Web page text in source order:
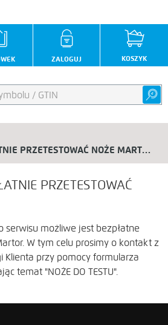
ZALOGUJ KOSZYK
CZY MOGĘ BEZPŁATNIE PRZETESTOWAĆ NOŻE MARTOR?
PRZETESTOWAĆ
serwisu możliwe jest bezpłatne
W tym celu prosimy o kontakt z
Klienta przy pomocy formularza
temat "NOŻE DO TESTU".